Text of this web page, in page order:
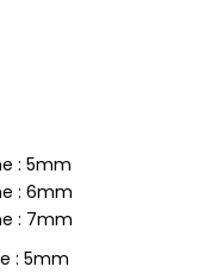
: 5mm
: 6mm
: 7mm
: 5mm